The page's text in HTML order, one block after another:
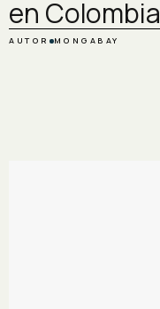
en Colombia
AUTOR MONGABAY